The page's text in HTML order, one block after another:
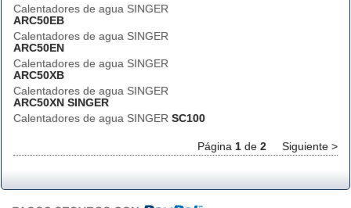
Calentadores de agua SINGER
ARC50EB
Calentadores de agua SINGER
ARC50EN
Calentadores de agua SINGER
ARC50XB
Calentadores de agua SINGER
ARC50XN SINGER
Calentadores de agua SINGER SC100
Página 1 de 2 Siguiente >